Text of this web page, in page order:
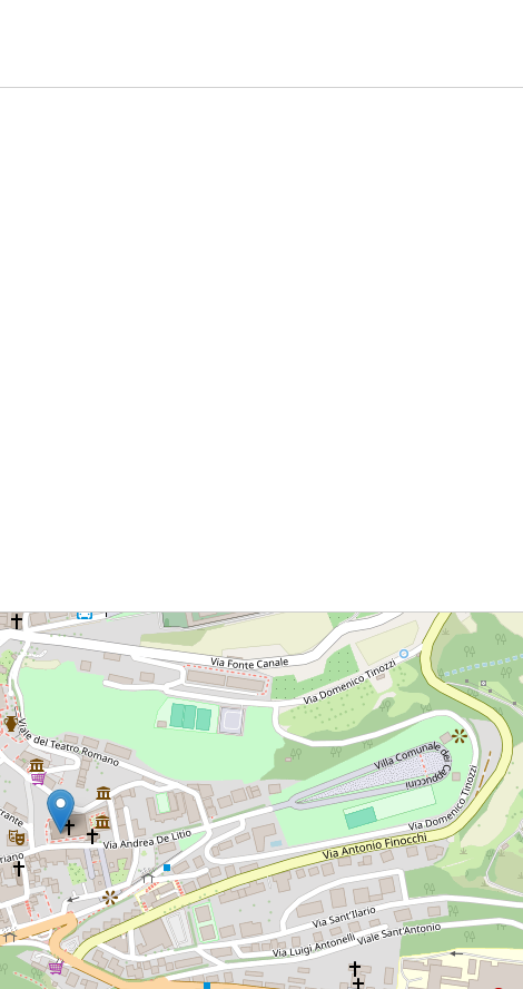
CATTOLICA
FAMIGLIA
SALUTE
VOCAZIONI
VESCOVI ORIUNDI DELLA CHIESA